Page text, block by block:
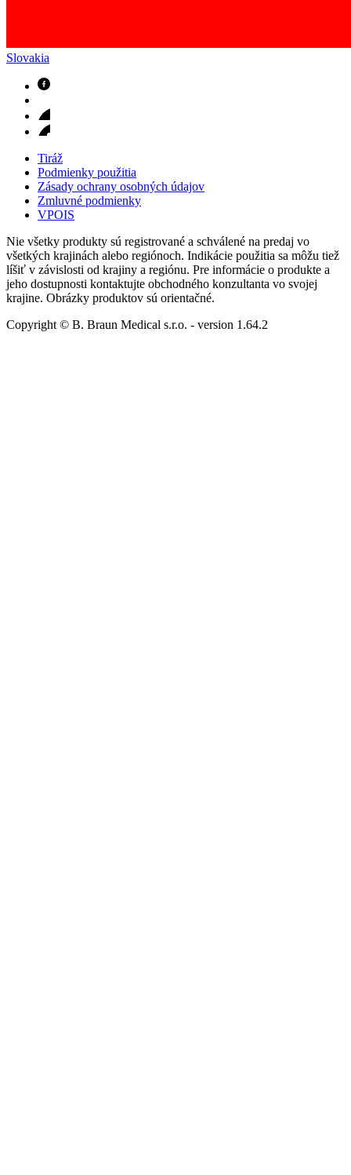
Slovakia
Tiráž
Podmienky použitia
Zásady ochrany osobných údajov
Zmluvné podmienky
VPOIS
Nie všetky produkty sú registrované a schválené na predaj vo
všetkých krajinách alebo regiónoch. Indikácie použitia sa môžu tiež
líšiť v závislosti od krajiny a regiónu. Pre informácie o produkte a
jeho dostupnosti kontaktujte obchodného konzultanta vo svojej
krajine. Obrázky produktov sú orientačné.
Copyright © B. Braun Medical s.r.o. - version 1.64.2